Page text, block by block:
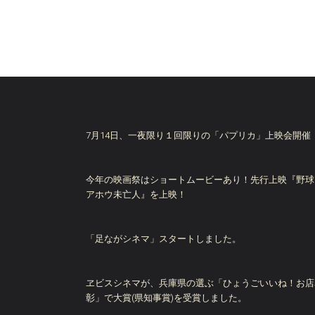
7月14日、一夜限り１回限りの「パプリカ」上映会開催
今年の映画祭はショートムービーあり！先行上映『野
アホウ未亡人』を上映！
「足ながシネマ」スタートしました。
ヱビスシネマが、兵庫県の選ぶ「ひょうごいいね！お
彰」で大賞(県知事賞)を受賞しました。